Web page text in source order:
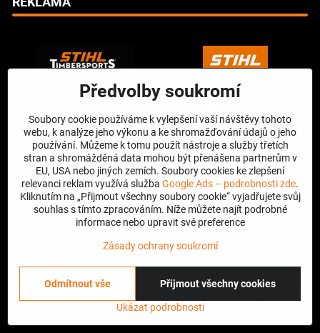
©2026CopyrightPředvolby soukromíZásady ochrany soukromí
Vytvořeno systémem:ByznysWeb.cz
Předvolby soukromí
Soubory cookie používáme k vylepšení vaší návštěvy tohoto
webu, k analýze jeho výkonu a ke shromažďování údajů o jeho
používání. Můžeme k tomu použít nástroje a služby třetích
stran a shromážděná data mohou být přenášena partnerům v
EU, USA nebo jiných zemích. Soubory cookies ke zlepšení
relevanci reklam využívá služba Google Ads – podrobnosti zde.
Kliknutím na „Přijmout všechny soubory cookie“ vyjadřujete svůj
souhlas s tímto zpracováním. Níže můžete najít podrobné
informace nebo upravit své preference
Zásady ochrany soukromí
Ukázat podrobnosti
Přijmout všechny cookies
Odmítnout vše